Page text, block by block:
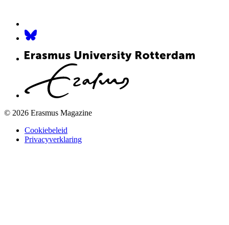
© 2026 Erasmus Magazine
Cookiebeleid
Privacyverklaring